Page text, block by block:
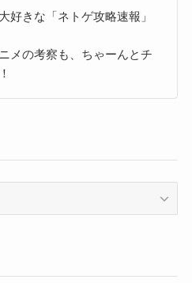
好きな「ネトゲ攻略速報」
メの考察も、ちゃーんとチ